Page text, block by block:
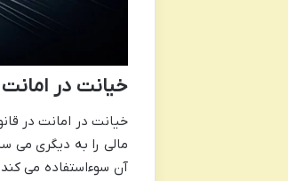
خیانت در
خیانت در امانت در
مالی را به دیگری می
آن سوءاستفاده می